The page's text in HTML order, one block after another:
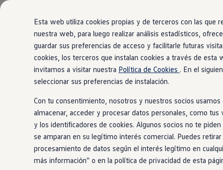
Esta web utiliza cookies propias y de terceros con las que
nuestra web, para luego realizar análisis estadísticos,
guardar sus preferencias de acceso y facilitarle futuras
cookies, los terceros que instalan cookies a través de esta
invitamos a visitar nuestra Política de Cookies . En el
seleccionar sus preferencias de instalación.
Con tu consentimiento, nosotros y nuestros socios
almacenar, acceder y procesar datos personales, como
y los identificadores de cookies. Algunos socios no te
se amparan en su legítimo interés comercial. Puedes
procesamiento de datos según el interés legítimo en
más información'' o en la política de privacidad de esta
Ir
directamente
al contenido
Ir
directamente
al pie de
página
Nueva Caddy
Nueva Caddy Cargo
Nueva Caddy California
Nueva California
Configura tu Volkswagen
Volkswagen de Ocasión
Ofertas y promociones
Vehículos de ocasión
Financiación Volkswagen
Concursos Volkswagen Comerciales
Movilidad Eléctrica
Vehículos eléctricos disponibles
Vehículos híbridos enchufables
Clientes
Actualiza tu vehículo gratis
Buscador de concesionario y taller